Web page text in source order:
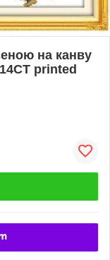
на канву
printed